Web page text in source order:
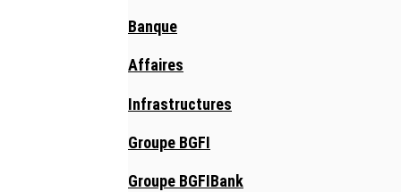
Banque
Affaires
Infrastructures
Groupe BGFI
Groupe BGFIBank